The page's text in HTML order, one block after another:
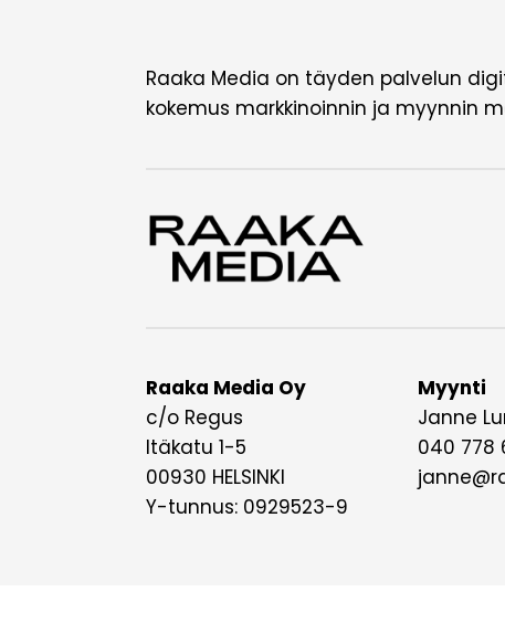
Raaka Media on täyden palvelun
kokemus markkinoinnin ja myynnin
Raaka Media Oy
c/o Regus
Itäkatu 1-5
00930 HELSINKI
Y-tunnus: 0929523-9
Myynti
Janne
040 778